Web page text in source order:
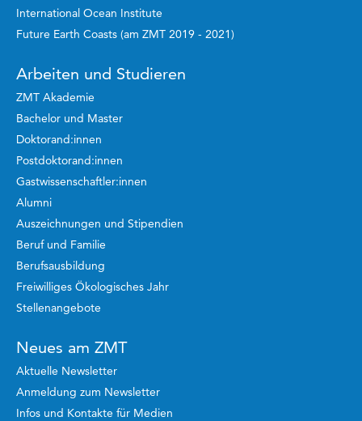
International Ocean Institute
Future Earth Coasts (am ZMT 2019 - 2021)
Arbeiten und Studieren
ZMT Akademie
Bachelor und Master
Doktorand:innen
Postdoktorand:innen
Gastwissenschaftler:innen
Alumni
Auszeichnungen und Stipendien
Beruf und Familie
Berufsausbildung
Freiwilliges Ökologisches Jahr
Stellenangebote
Neues am ZMT
Aktuelle Newsletter
Anmeldung zum Newsletter
Infos und Kontakte für Medien